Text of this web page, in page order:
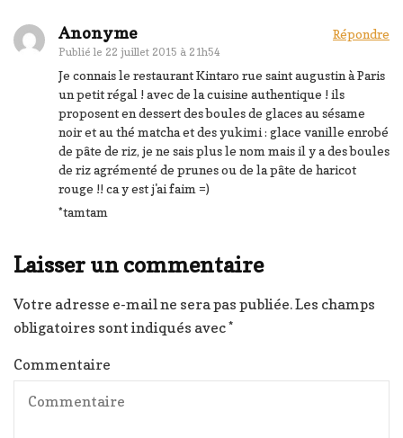
Anonyme
Publié le 22 juillet 2015 à 21h54
Répondre
Je connais le restaurant Kintaro rue saint augustin à Paris
un petit régal ! avec de la cuisine authentique ! ils
proposent en dessert des boules de glaces au sésame
noir et au thé matcha et des yukimi : glace vanille enrobé
de pâte de riz, je ne sais plus le nom mais il y a des boules
de riz agrémenté de prunes ou de la pâte de haricot
rouge !! ca y est j'ai faim =)
*tamtam
Laisser un commentaire
Votre adresse e-mail ne sera pas publiée.Les champs
obligatoires sont indiqués avec*
Commentaire